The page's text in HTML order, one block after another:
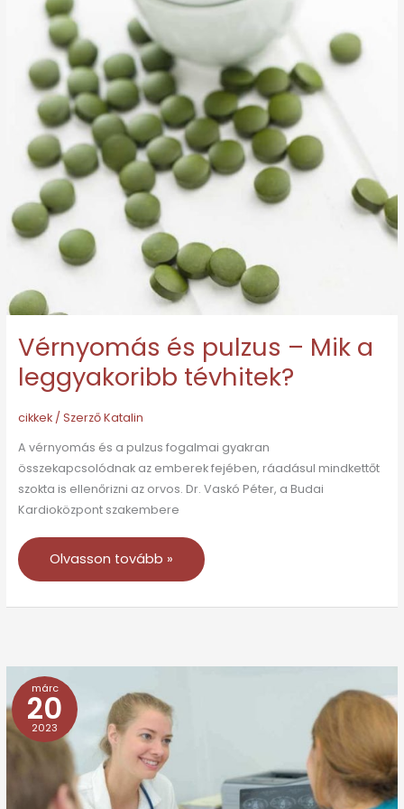
Vérnyomás és pulzus – Mik a
leggyakoribb tévhitek?
cikkek/ SzerzőKatalin
A vérnyomás és a pulzus fogalmai gyakran
összekapcsolódnak az emberek fejében, ráadásul mindkettőt
szokta is ellenőrizni az orvos. Dr. Vaskó Péter, a Budai
Kardioközpont szakembere
Olvasson tovább »
márc
20
2023
A
sófogyasztás
és
magas